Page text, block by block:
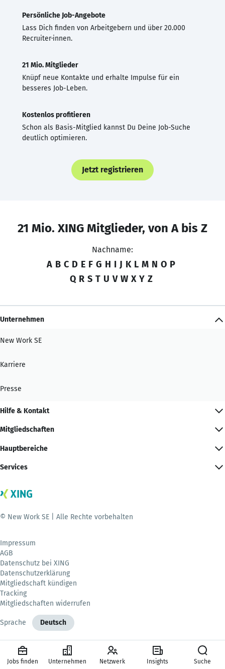
Persönliche Job-Angebote
Lass Dich finden von Arbeitgebern und über 20.000
Recruiter·innen.
21 Mio. Mitglieder
Knüpf neue Kontakte und erhalte Impulse für ein
besseres Job-Leben.
Kostenlos profitieren
Schon als Basis-Mitglied kannst Du Deine Job-Suche
deutlich optimieren.
Jetzt registrieren
21 Mio. XING Mitglieder, von A bis Z
Nachname:
A B C D E F G H I J K L M N O P
Q R S T U V W X Y Z
Unternehmen
New Work SE
Karriere
Presse
Hilfe & Kontakt
Mitgliedschaften
Hauptbereiche
Services
© New Work SE | Alle Rechte vorbehalten
Impressum
AGB
Datenschutz bei XING
Datenschutzerklärung
Mitgliedschaft kündigen
Tracking
Mitgliedschaften widerrufen
Sprache Deutsch
Jobs finden Unternehmen Netzwerk Insights Suche